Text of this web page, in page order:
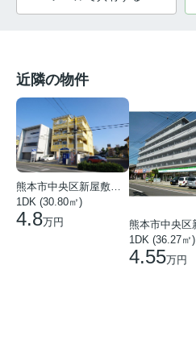
近隣の物件
熊本市中央区新屋敷３丁目
1DK (30.80㎡)
4.8万円
1DK (36.27㎡)
4.55万円